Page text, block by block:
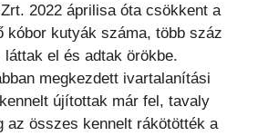
2022 áprilisa óta csökkent a
kóbor kutyák száma, több száz
el és adtak örökbe.
megkezdett ivartalanítási
újítottak már fel, tavaly
az összes kennelt rákötötték a